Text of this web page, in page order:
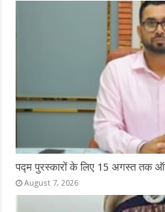
पद्म पुरस्कारों के लिए 15 अगस्त तक
August 7, 2026